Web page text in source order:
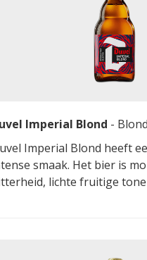
Imperial Blond - Blond
Imperial Blond heeft
smaak. Het bier is
lichte fruitige